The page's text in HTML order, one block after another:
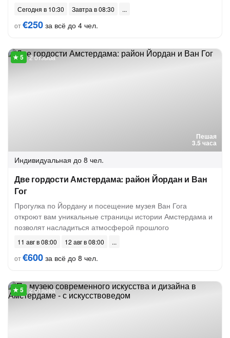
Сегодня в 10:30
Завтра в 08:30
от€250 за всё до 4 чел.
Пешая
3.5 часа
2 отзыва
Индивидуальная до 8 чел.
Две гордости Амстердама: район Йордан и Ван
Гог
Прогулка по Йордану и посещение музея Ван Гога
откроют вам уникальные страницы истории Амстердама и
позволят насладиться атмосферой прошлого
11 авг в 08:00
12 авг в 08:00
от€600 за всё до 8 чел.
2 отзыва